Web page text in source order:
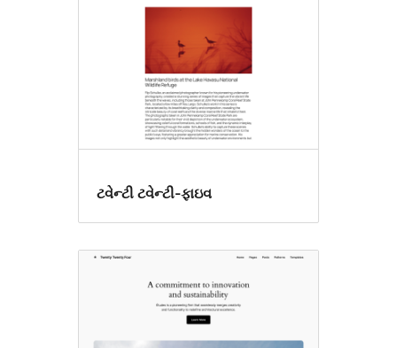
ટવેન્ટી ટવેન્ટી-ફાઇવ